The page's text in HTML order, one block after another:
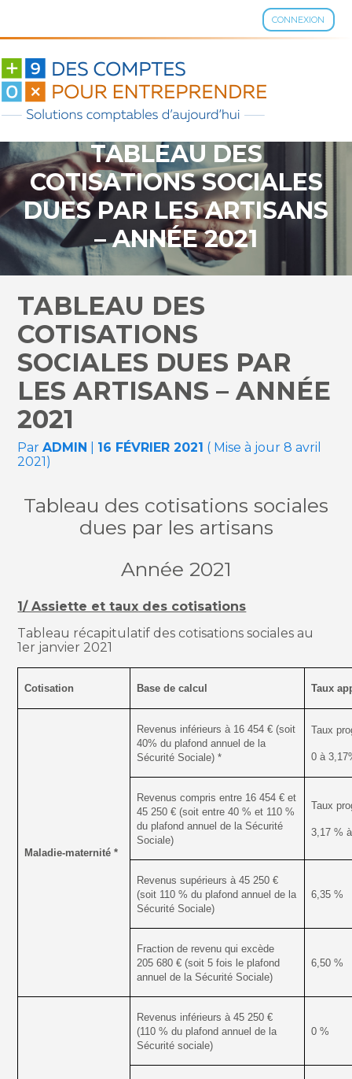
CONNEXION
Aller
contenu
TABLEAU DES
COTISATIONS SOCIALES
DUES PAR LES ARTISANS
– ANNÉE 2021
TABLEAU DES
COTISATIONS
SOCIALES DUES PAR
LES ARTISANS – ANNÉE
2021
ParADMIN 16 FÉVRIER 2021 ( Mise à jour 8 avril
2021)
Tableau des cotisations sociales
dues par les artisans
Année 2021
1/ Assiette et taux des cotisations
Tableau récapitulatif des cotisations sociales au
1er janvier 2021
Cotisation Base de calcul Taux
Maladie-maternité *
Revenus inférieurs à 16 454 € (soit
40% du plafond annuel de la
Sécurité Sociale) *
Taux
0 à
Revenus compris entre 16 454 € et
45 250 € (soit entre 40 % et 110 %
du plafond annuel de la Sécurité
Sociale)
Taux
3,17 %
Revenus supérieurs à 45 250 €
(soit 110 % du plafond annuel de la
Sécurité Sociale)
6,35 %
Fraction de revenu qui excède
205 680 € (soit 5 fois le plafond
annuel de la Sécurité Sociale)
6,50 %
Revenus inférieurs à 45 250 €
(110 % du plafond annuel de la
Sécurité sociale)
0 %